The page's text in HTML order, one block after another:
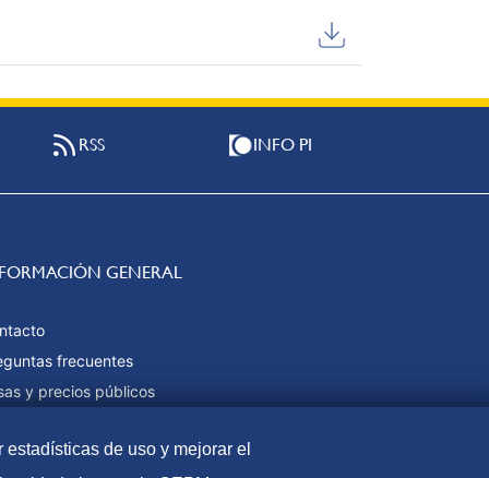
RSS INFO PI
GENERAL
frecuentes
y precios públicos
web
de uso y mejorar el